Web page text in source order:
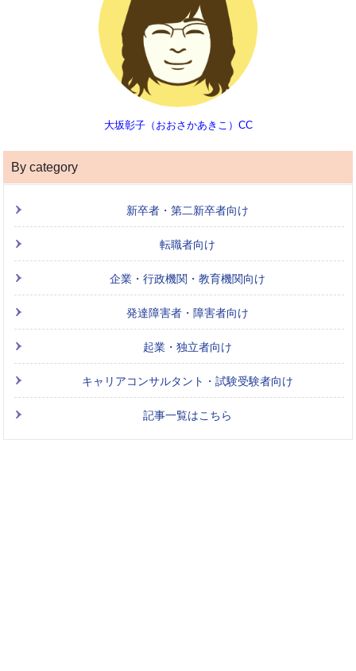
大坂彰子（おおさかあきこ）CC
By category
新卒者・第二新卒者向け
転職者向け
企業・行政機関・教育機関向け
発達障害者・障害者向け
起業・独立者向け
キャリアコンサルタント・試験受験者向け
記事一覧はこちら